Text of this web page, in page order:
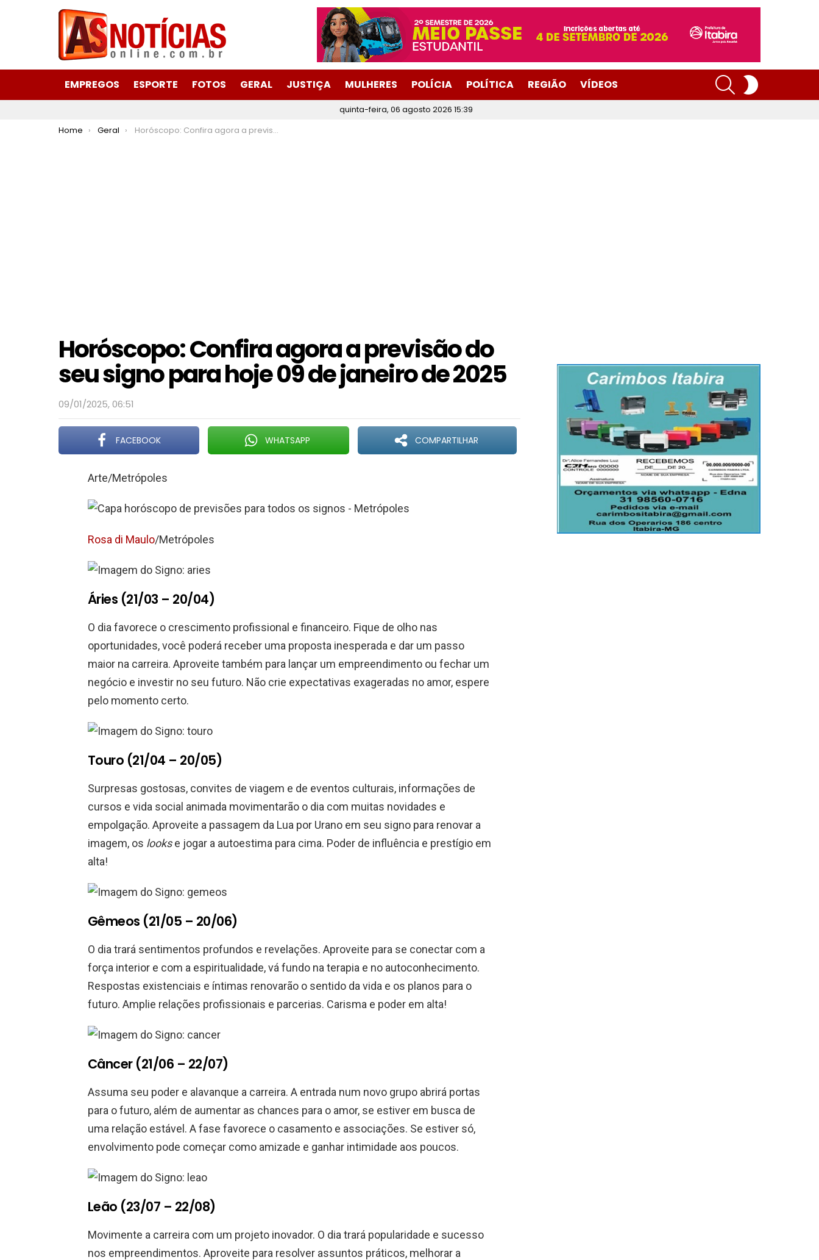
EMPREGOS ESPORTE FOTOS GERAL JUSTIÇA MULHERES POLÍCIA POLÍTICA REGIÃO VÍDEOS
SEARCH
quinta-feira, 06 agosto 2026 15:39
You are here:
Home Geral Horóscopo: Confira agora a previsão do seu signo para hoje 09 de janeiro de 2025
Horóscopo: Confira agora a previsão do
seu signo para hoje 09 de janeiro de 2025
09/01/2025, 06:51
FACEBOOK WHATSAPP COMPARTILHAR
Arte/Metrópoles
Rosa di Maulo/Metrópoles
Áries (21/03 – 20/04)
O dia favorece o crescimento profissional e financeiro. Fique de olho nas
oportunidades, você poderá receber uma proposta inesperada e dar um passo
maior na carreira. Aproveite também para lançar um empreendimento ou fechar um
negócio e investir no seu futuro. Não crie expectativas exageradas no amor, espere
pelo momento certo.
Touro (21/04 – 20/05)
Surpresas gostosas, convites de viagem e de eventos culturais, informações de
cursos e vida social animada movimentarão o dia com muitas novidades e
empolgação. Aproveite a passagem da Lua por Urano em seu signo para renovar a
imagem, os lookse jogar a autoestima para cima. Poder de influência e prestígio em
alta!
Gêmeos (21/05 – 20/06)
O dia trará sentimentos profundos e revelações. Aproveite para se conectar com a
força interior e com a espiritualidade, vá fundo na terapia e no autoconhecimento.
Respostas existenciais e íntimas renovarão o sentido da vida e os planos para o
futuro. Amplie relações profissionais e parcerias. Carisma e poder em alta!
Câncer (21/06 – 22/07)
Assuma seu poder e alavanque a carreira. A entrada num novo grupo abrirá portas
para o futuro, além de aumentar as chances para o amor, se estiver em busca de
uma relação estável. A fase favorece o casamento e associações. Se estiver só,
envolvimento pode começar como amizade e ganhar intimidade aos poucos.
Leão (23/07 – 22/08)
Movimente a carreira com um projeto inovador. O dia trará popularidade e sucesso
nos empreendimentos. Aproveite para resolver assuntos práticos, melhorar a